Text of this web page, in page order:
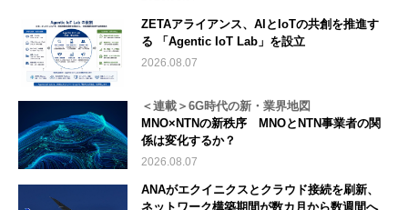
ZETAアライアンス、AIとIoTの共創を推進す
る 「Agentic IoT Lab」を設立
2026.08.07
＜連載＞6G時代の新・業界地図
MNO×NTNの新秩序 MNOとNTN事業者の関
係は変化するか？
2026.08.07
ANAがエクイニクスとクラウド接続を刷新、
ネットワーク構築期間が数カ月から数週間へ